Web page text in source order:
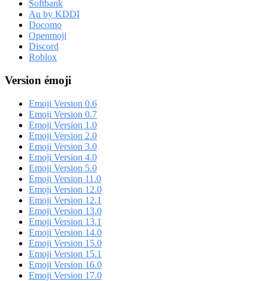
Softbank
Au by KDDI
Docomo
Openmoji
Discord
Roblox
Version émoji
Emoji Version 0.6
Emoji Version 0.7
Emoji Version 1.0
Emoji Version 2.0
Emoji Version 3.0
Emoji Version 4.0
Emoji Version 5.0
Emoji Version 11.0
Emoji Version 12.0
Emoji Version 12.1
Emoji Version 13.0
Emoji Version 13.1
Emoji Version 14.0
Emoji Version 15.0
Emoji Version 15.1
Emoji Version 16.0
Emoji Version 17.0